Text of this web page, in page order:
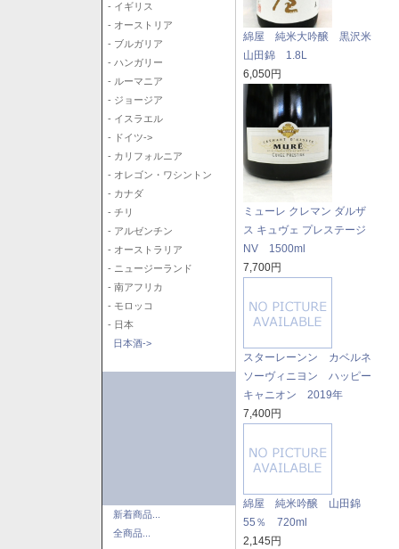
- イギリス
- オーストリア
- ブルガリア
- ハンガリー
- ルーマニア
- ジョージア
- イスラエル
- ドイツ->
- カリフォルニア
- オレゴン・ワシントン
- カナダ
- チリ
- アルゼンチン
- オーストラリア
- ニュージーランド
- 南アフリカ
- モロッコ
- 日本
日本酒->
新着商品...
全商品...
綿屋 純米大吟醸 黒沢米
山田錦 1.8L
6,050円
ミューレ クレマン ダルザ
ス キュヴェ プレステージ
NV 1500ml
7,700円
スターレーンン カベルネ
ソーヴィニヨン ハッピー
キャニオン 2019年
7,400円
綿屋 純米吟醸 山田錦
55％ 720ml
2,145円